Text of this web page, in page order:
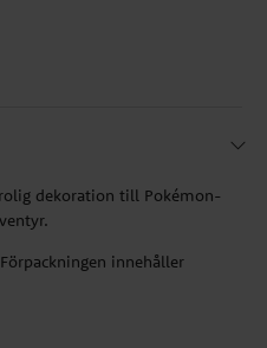
dekoration till Pokémon-
innehåller